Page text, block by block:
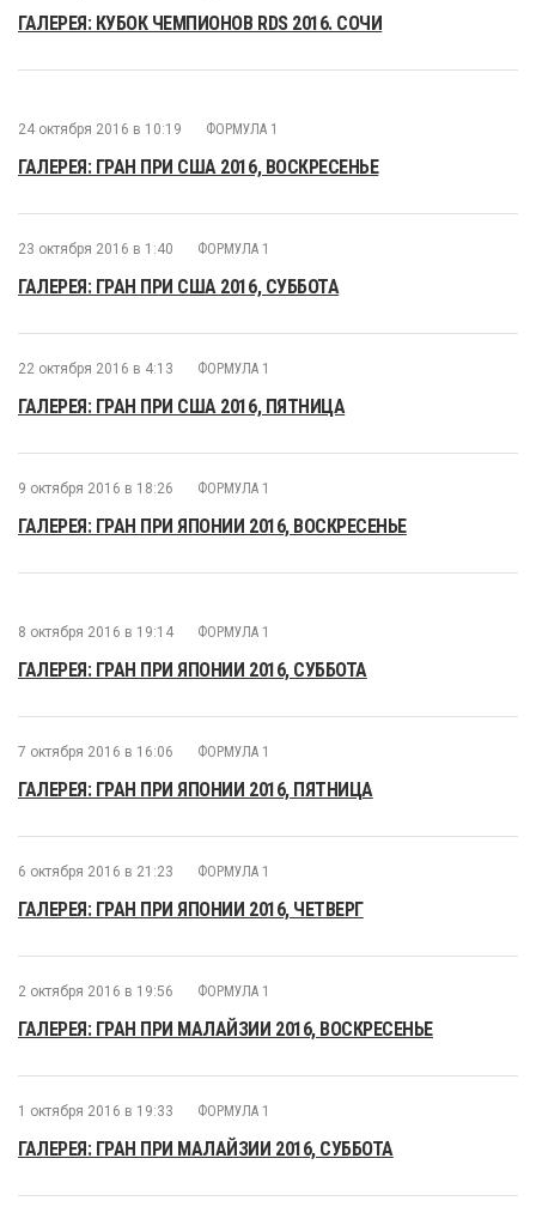
ГАЛЕРЕЯ: КУБОК ЧЕМПИОНОВ RDS 2016. СОЧИ
24 октября 2016 в 10:19 ФОРМУЛА 1
ГАЛЕРЕЯ: ГРАН ПРИ США 2016, ВОСКРЕСЕНЬЕ
23 октября 2016 в 1:40 ФОРМУЛА 1
ГАЛЕРЕЯ: ГРАН ПРИ США 2016, СУББОТА
22 октября 2016 в 4:13 ФОРМУЛА 1
ГАЛЕРЕЯ: ГРАН ПРИ США 2016, ПЯТНИЦА
9 октября 2016 в 18:26 ФОРМУЛА 1
ГАЛЕРЕЯ: ГРАН ПРИ ЯПОНИИ 2016, ВОСКРЕСЕНЬЕ
8 октября 2016 в 19:14 ФОРМУЛА 1
ГАЛЕРЕЯ: ГРАН ПРИ ЯПОНИИ 2016, СУББОТА
7 октября 2016 в 16:06 ФОРМУЛА 1
ГАЛЕРЕЯ: ГРАН ПРИ ЯПОНИИ 2016, ПЯТНИЦА
6 октября 2016 в 21:23 ФОРМУЛА 1
ГАЛЕРЕЯ: ГРАН ПРИ ЯПОНИИ 2016, ЧЕТВЕРГ
2 октября 2016 в 19:56 ФОРМУЛА 1
ГАЛЕРЕЯ: ГРАН ПРИ МАЛАЙЗИИ 2016, ВОСКРЕСЕНЬЕ
1 октября 2016 в 19:33 ФОРМУЛА 1
ГАЛЕРЕЯ: ГРАН ПРИ МАЛАЙЗИИ 2016, СУББОТА